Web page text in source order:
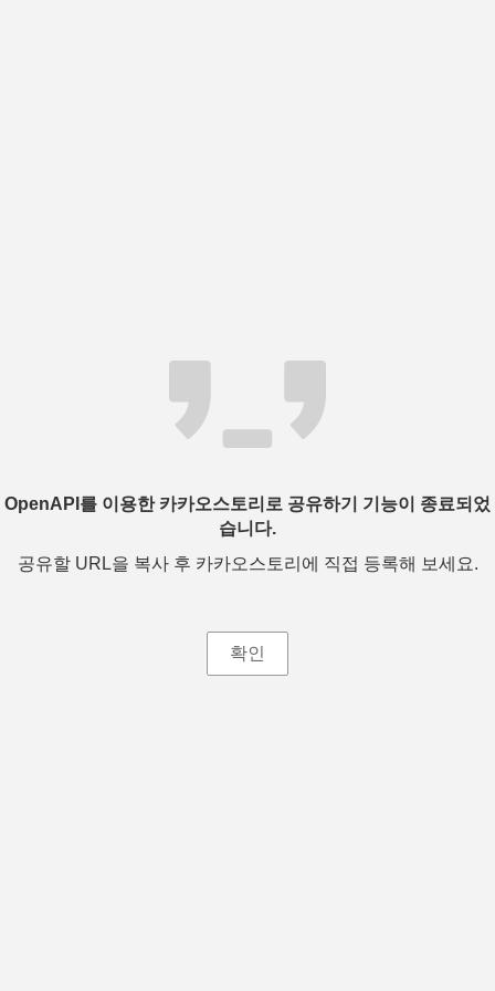
OpenAPI를 이용한 카카오스토리로 공유하기 기능이 종료되었
습니다.
공유할 URL을 복사 후 카카오스토리에 직접 등록해 보세요.
확인